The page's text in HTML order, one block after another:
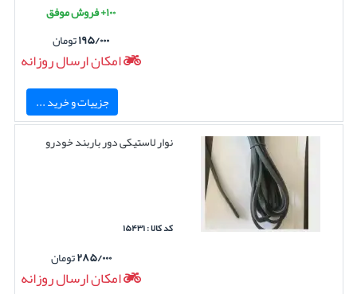
۱۰۰+ فروش موفق
۱۹۵/۰۰۰تومان
امکان ارسال روزانه
جزییات و خرید ...
نوار لاستیکی دور باربند خودرو
کد کالا : ۱۵۴۳۱
۲۸۵/۰۰۰تومان
امکان ارسال روزانه